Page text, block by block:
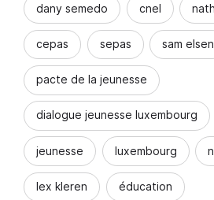
dany semedo cnel
cepas sepas sam elsen
pacte de la jeunesse
dialogue jeunesse luxembourg
jeunesse luxembourg
lex kleren éducation